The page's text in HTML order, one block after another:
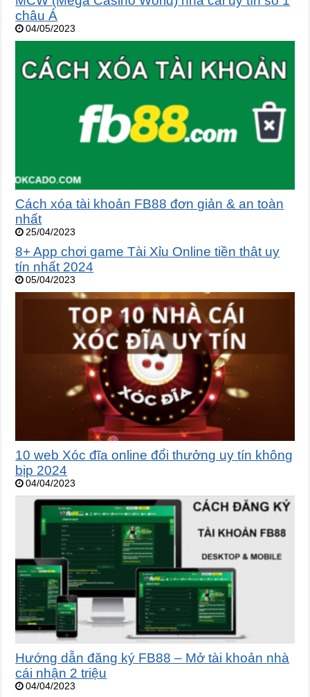
châu Á
04/05/2023
Cách xóa tài khoản FB88 đơn giản & an toàn
nhất
25/04/2023
8+ App chơi game Tài Xỉu Online tiền thật uy
tín nhất 2024
05/04/2023
10 web Xóc đĩa online đổi thưởng uy tín không
bịp 2024
04/04/2023
Hướng dẫn đăng ký FB88 – Mở tài khoản nhà
cái nhận 2 triệu
04/04/2023